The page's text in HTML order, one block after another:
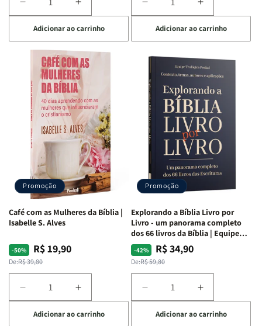
Diminuir
a
quantidade
de
Bíblia
para
Estudo
da
Mulher
NVA
Capa
Dura
|
Preta
Aumentar
a
quantidade
de
Bíblia
para
o
Estudo
da
Mulher
|
NVA
|
Capa
Dura
|
Adicionar ao carrinho
Diminuir
a
quantidade
de
Bíblia
o
Estudo
da
Mulher
NVA
Capa
Dura
|
Aumentar
a
quantidade
de
Bíblia
para
o
Estudo
Mulher
|
NVA
|
Capa
Dura
|
Adicionar ao carrinho
Promoção
Café com as Mulheres da Bíblia |
Isabelle S. Alves
-50%
Preço
normal
De:R$ 39,80
Preço
promocional
R$ 19,90
Diminuir
a
quantidade
Aumentar
a
quantidade
Adicionar ao carrinho
Promoção
Explorando a Bíblia Livro por
Livro - um panorama completo
dos 66 livros da Bíblia | Equipe
teológica Penkal
-42%
Preço
normal
De:R$ 59,80
Preço
promocional
R$ 34,90
Diminuir
a
quantidade
Aumentar
a
quantidade
Adicionar ao carrinho